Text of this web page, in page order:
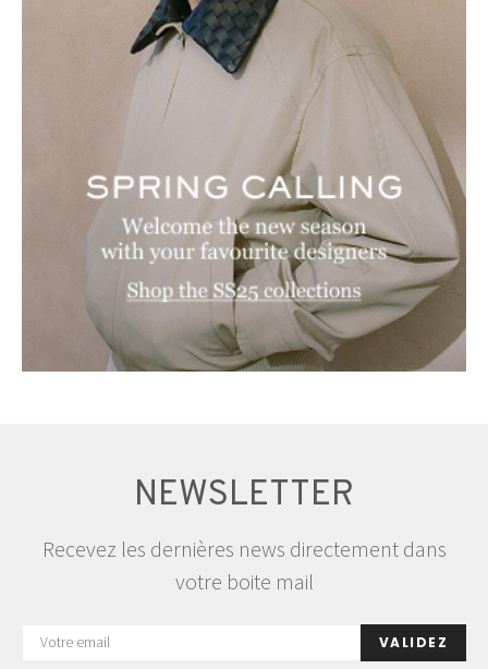
NEWSLETTER
Recevez les dernières news directement dans
votre boite mail
VALIDEZ